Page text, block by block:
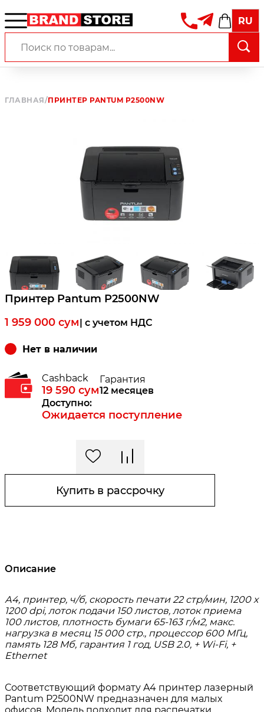
RU
ГЛАВНАЯ/ПРИНТЕР PANTUM P2500NW
Принтер Pantum P2500NW
1 959 000 сум| c учетом НДС
Нет в наличии
Cashback
19 590 сум
Гарантия
12 месяцев
Доступно:
Ожидается поступление
Купить в рассрочку
Описание